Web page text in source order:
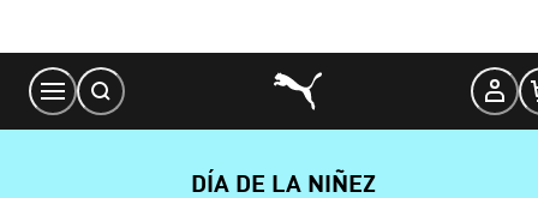
Content
DÍA DE LA NIÑEZ